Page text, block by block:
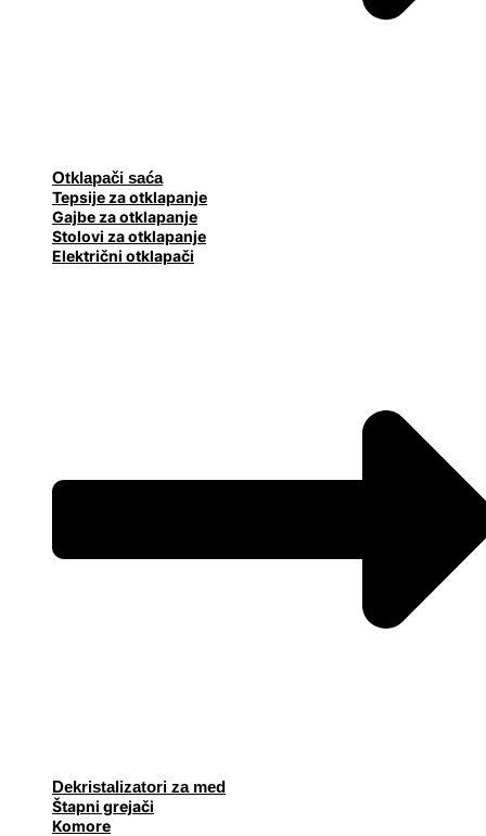
Otklapači saća
Tepsije za otklapanje
Gajbe za otklapanje
Stolovi za otklapanje
Električni otklapači
Dekristalizatori za med
Štapni grejači
Komore